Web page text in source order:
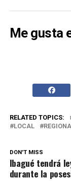
Me gusta
RELATED TOPICS:
LOCAL
DON'T MISS
Ibagué tendrá
durante la